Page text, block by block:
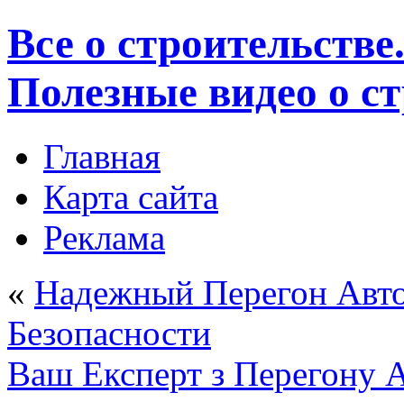
Все о
Полезные видео о
Главная
Карта сайта
Реклама
« Надежный Перегон
Безопасности
Ваш Експерт з Перегону